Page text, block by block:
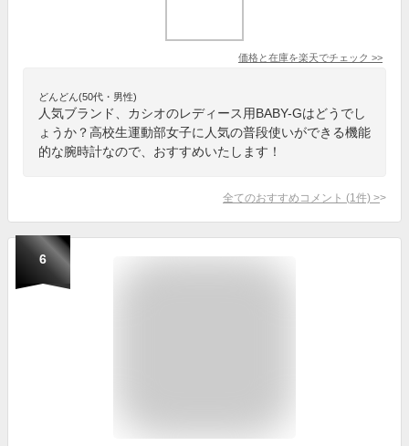
価格と在庫を楽天でチェック >>
どんどん(50代・男性)
人気ブランド、カシオのレディース用BABY-Gはどうでし
ょうか？高校生運動部女子に人気の普段使いができる機能
的な腕時計なので、おすすめいたします！
全てのおすすめコメント (1 件) >
6